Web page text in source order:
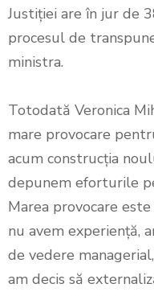
Justiției are în jur de
procesul de
ministra.
Totodată Veronica
mare provocare
acum construcția
depunem eforturile
Marea provocare
nu avem experiență,
de vedere
am decis să